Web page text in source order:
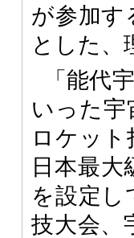
が参加す
とした、
「能代
いった宇
ロケッ
日本最
を設定
技大会、